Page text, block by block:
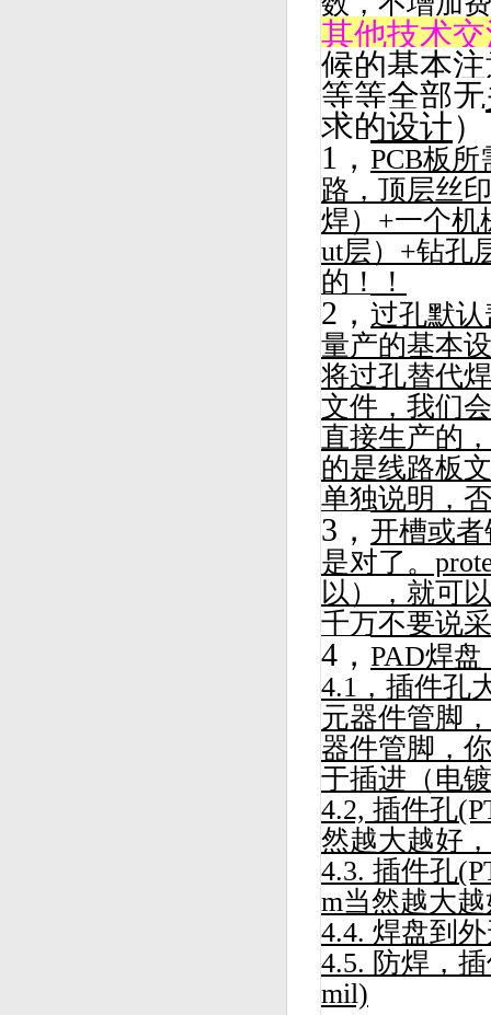
其他技术
候的基本
等等全部
求的设计）
1， PCB板
路，顶层丝
焊）+一个机
ut层）+钻孔
的！！
2， 过孔默
量产的基本
将过孔替代
文件，我们
直接生产的
的是线路板
单独说明，
3， 开槽或
是对了。
以），就可
千万不要说
4， PAD焊
4.1，插件孔
元器件管脚
器件管脚，
于插进（电
4.2, 插件孔
然越大越好
4.3. 插件孔
m当然越大
4.4. 焊盘到
4.5. 防焊，
mil)